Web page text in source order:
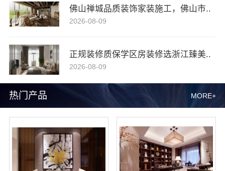
热门产品 MORE+
佛山禅城品质装饰家装施工，佛山市..
2026-08-09
正规装修质保学区房装修选浙江臻美..
2026-08-09